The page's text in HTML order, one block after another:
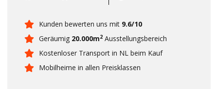
Kunden bewerten uns mit 9.6/10
Geräumig 20.000m2 Ausstellungsbereich
Kostenloser Transport in NL beim Kauf
Mobilheime in allen Preisklassen